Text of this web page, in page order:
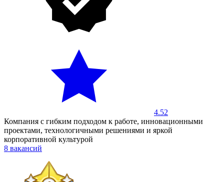
4.52
Компания с гибким подходом к работе, инновационными
проектами, технологичными решениями и яркой
корпоративной культурой
8 вакансий